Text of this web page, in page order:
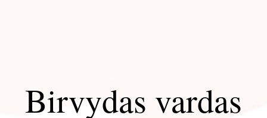
Birvydas vardas